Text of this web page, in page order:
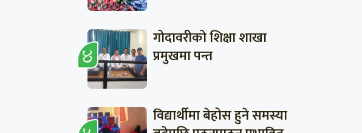
गोदावरीको शिक्षा शाखा
प्रमुखमा पन्त
विद्यार्थीमा बेहोस हुने समस्या